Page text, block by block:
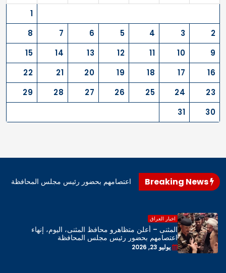
1
2
3
4
5
6
7
8
9
10
11
12
13
14
15
16
17
18
19
20
21
22
23
24
25
26
27
28
29
30
31
محافظ المثنى، اليوم، إنهاء اعتصامهم بحضور رئيس مجلس المحافظة
اخبار العراق
المثنى – أعلن متظاهرو محافظ المثنى، اليوم، إنهاء
اعتصامهم بحضور رئيس مجلس المحافظة
يوليو 23, 2026